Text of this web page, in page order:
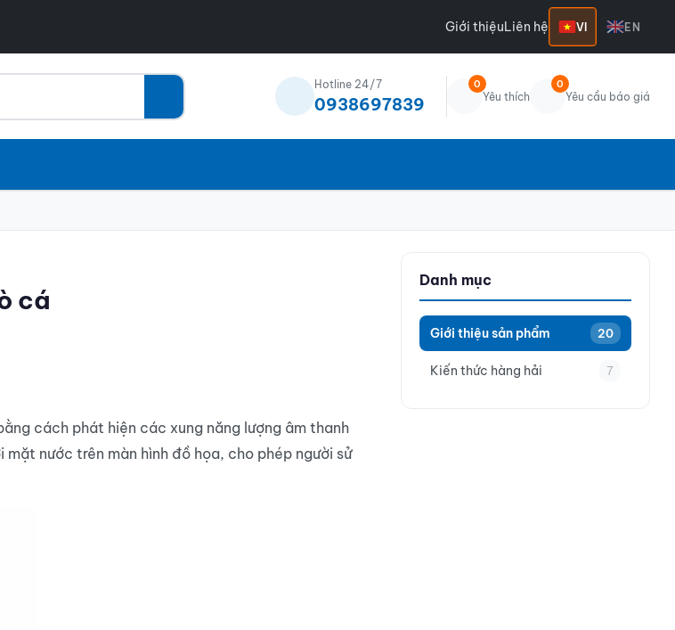
Giới thiệuLiên hệ VI EN
Hotline 24/7
0938697839
0
Yêu thích
0
Yêu cầu báo giá
cá
cách phát hiện các xung năng lượng âm thanh
nước trên màn hình đồ họa, cho phép người sử
Danh mục
Giới thiệu sản phẩm 20
Kiến thức hàng hải 7